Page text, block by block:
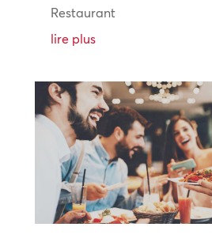
Restaurant
lire plus